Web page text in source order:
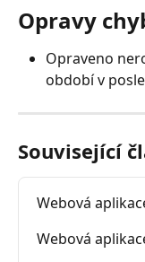
Opravy
Opraveno
období v
Související
Webová
Webová